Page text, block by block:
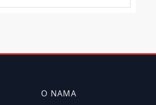
O NAMA